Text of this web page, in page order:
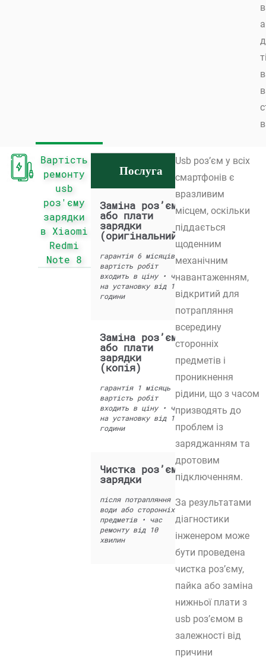
а
Вартість
ремонту
usb
роз'єму
зарядки
в Xiaomi
Redmi
Note 8
Послуга Вартість
Заміна роз’єму
або плати
зарядки
(оригінальний)
гарантія 6 місяців •
вартість робіт
входить в ціну • час
на установку від 1
години
недоступний
Заміна роз’єму
або плати
зарядки
(копія)
гарантія 1 місяць •
вартість робіт
входить в ціну • час
на установку від 1
години
900 грн
Чистка роз’єму
зарядки
після потрапляння
води або сторонніх
предметів • час
ремонту від 10
хвилин
Usb роз’єм у всіх
смартфонів є
вразливим
місцем, оскільки
піддається
щоденним
механічним
навантаженням,
відкритий для
потрапляння
всередину
сторонніх
предметів і
проникнення
рідини, що з часом
призводять до
проблем із
заряджанням та
дротовим
підключенням.
За результатами
діагностики
інженером може
бути проведена
чистка роз’єму,
пайка або заміна
нижньої плати з
usb роз’ємом в
залежності від
причини